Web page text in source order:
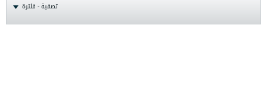
تصفية - فلترة